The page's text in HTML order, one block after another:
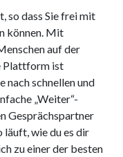
so dass Sie frei mit
können. Mit
auf der
Plattform ist
nach schnellen und
„Weiter“-
Gesprächspartner
läuft, wie du es dir
zu einer der besten